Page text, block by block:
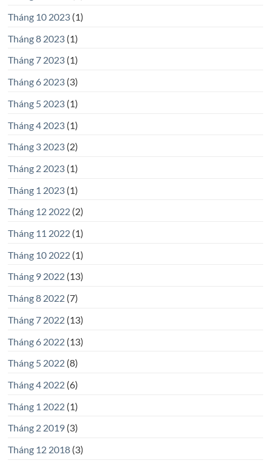
Tháng 10 2023(1)
Tháng 8 2023(1)
Tháng 7 2023(1)
Tháng 6 2023(3)
Tháng 5 2023(1)
Tháng 4 2023(1)
Tháng 3 2023(2)
Tháng 2 2023(1)
Tháng 1 2023(1)
Tháng 12 2022(2)
Tháng 11 2022(1)
Tháng 10 2022(1)
Tháng 9 2022(13)
Tháng 8 2022(7)
Tháng 7 2022(13)
Tháng 6 2022(13)
Tháng 5 2022(8)
Tháng 4 2022(6)
Tháng 1 2022(1)
Tháng 2 2019(3)
Tháng 12 2018(3)